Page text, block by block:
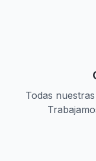
Todas